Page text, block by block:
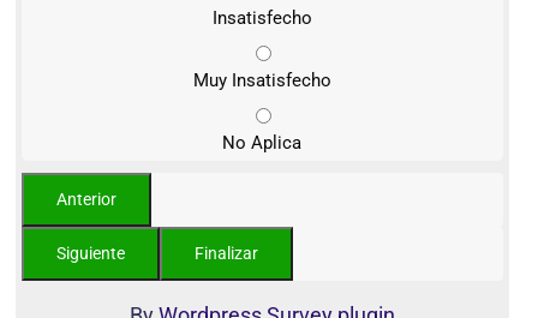
Insatisfecho
Muy Insatisfecho
No Aplica